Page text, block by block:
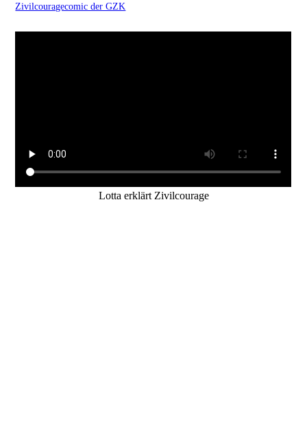
Zivilcouragecomic der GZK
Lotta erklärt Zivilcourage